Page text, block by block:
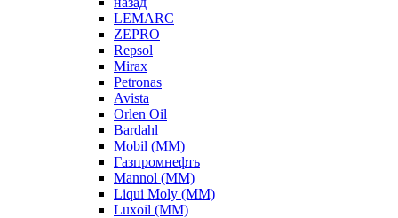
LEMARC
ZEPRO
Repsol
Mirax
Petronas
Avista
Orlen Oil
Bardahl
Mobil (ММ)
Газпромнефть
Mannol (ММ)
Liqui Moly (ММ)
Luxoil (ММ)